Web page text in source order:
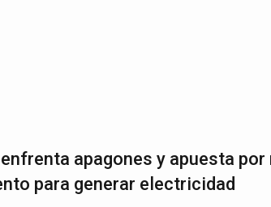
enfrenta apagones y apuesta
para generar electricidad